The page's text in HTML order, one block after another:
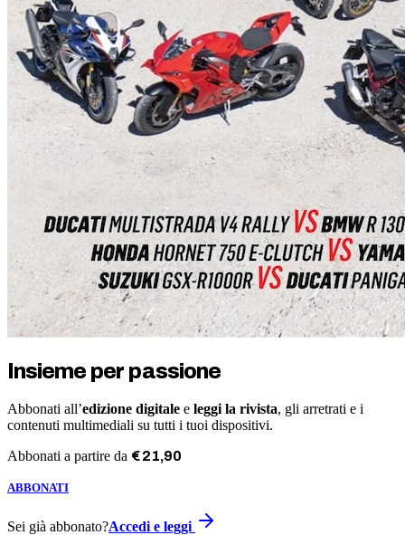
Insieme per passione
Abbonati all’edizione digitale e leggi la rivista, gli arretrati e i
contenuti multimediali su tutti i tuoi dispositivi.
Abbonati a partire da €21,90
ABBONATI
Sei già abbonato?Accedi e leggi